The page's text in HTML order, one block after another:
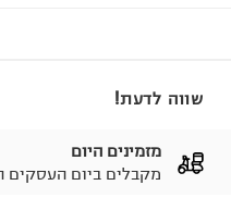
שווה לדעת!
מזמינים היום
מקבלים ביום העסקים